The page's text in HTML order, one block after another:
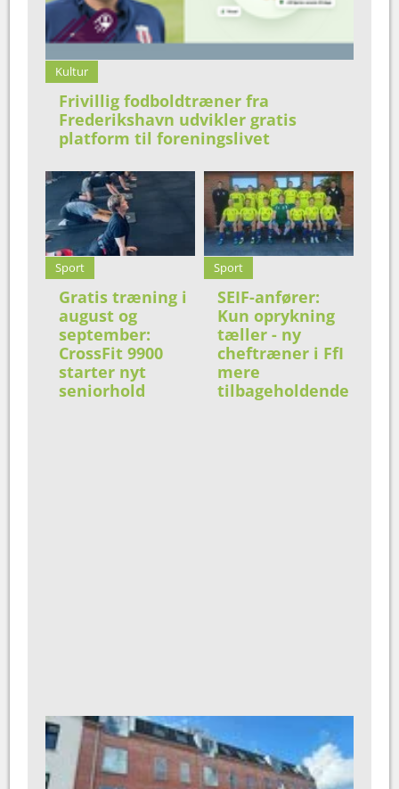
Kultur
Frivillig fodboldtræner fra
Frederikshavn udvikler gratis
platform til foreningslivet
Sport
Gratis træning i
august og
september:
CrossFit 9900
starter nyt
seniorhold
Sport
SEIF-anfører:
Kun oprykning
tæller - ny
cheftræner i FfI
mere
tilbageholdende